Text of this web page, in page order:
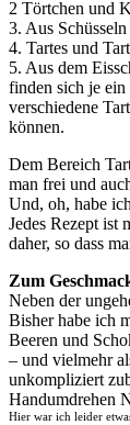
2 Törtchen und
3. Aus
4. Tartes und
5. Aus dem
finden sich je
verschiedene
können.
Dem Bereich
man frei und
Und, oh, habe
Jedes Rezept ist
daher, so dass
Zum
Neben der
Bisher habe ich
Beeren und
– und vielmehr
unkompliziert
Handumdrehen
Hier war ich leider